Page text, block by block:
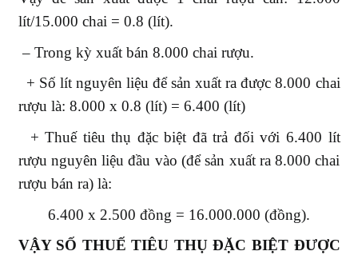
lít/15.000 chai = 0.8 (lít).
– Trong kỳ xuất bán 8.000 chai rượu.
+ Số lít nguyên liệu để sản xuất ra được 8.000 chai
rượu là: 8.000 x 0.8 (lít) = 6.400 (lít)
+ Thuế tiêu thụ đặc biệt đã trả đối với 6.400 lít
rượu nguyên liệu đầu vào (để sản xuất ra 8.000 chai
rượu bán ra) là:
6.400 x 2.500 đồng = 16.000.000 (đồng).
VẬY SỐ THUẾ TIÊU THỤ ĐẶC BIỆT ĐƯỢC